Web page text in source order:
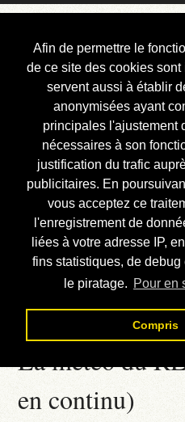
Afin de permettre le
de ce site des cookies sont
servent aussi à établir
anonymisées ayant
principales l'ajustement
nécessaires à son
justification du trafic
publicitaires. En
vous acceptez ce
l'enregistrement de
liées à votre adresse IP,
fins statistiques, de debug
le piratage. Pour en
Compris
Courbis, « LE »
Blog Officiel
Bienvenue
Réalisations
Divers (et d’été)
Annonces
Liens externes
Téléchargement
Contact
La météo du
en continu)